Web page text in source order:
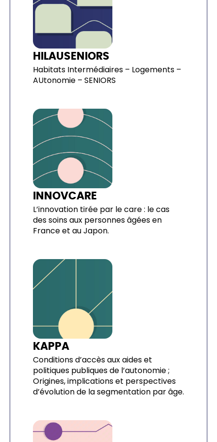
HILAUSENIORS
Habitats Intermédiaires – Logements –
AUtonomie – SENIORS
INNOVCARE
L’innovation tirée par le care : le cas
des soins aux personnes âgées en
France et au Japon.
KAPPA
Conditions d’accès aux aides et
politiques publiques de l’autonomie ;
Origines, implications et perspectives
d’évolution de la segmentation par âge.